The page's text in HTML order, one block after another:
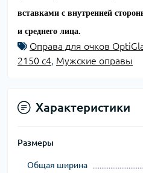
вставками с внутренней
и среднего лица.
Оправа для очков
2150 c4 Мужские оправы
Характеристики
Размеры
Общая ширина